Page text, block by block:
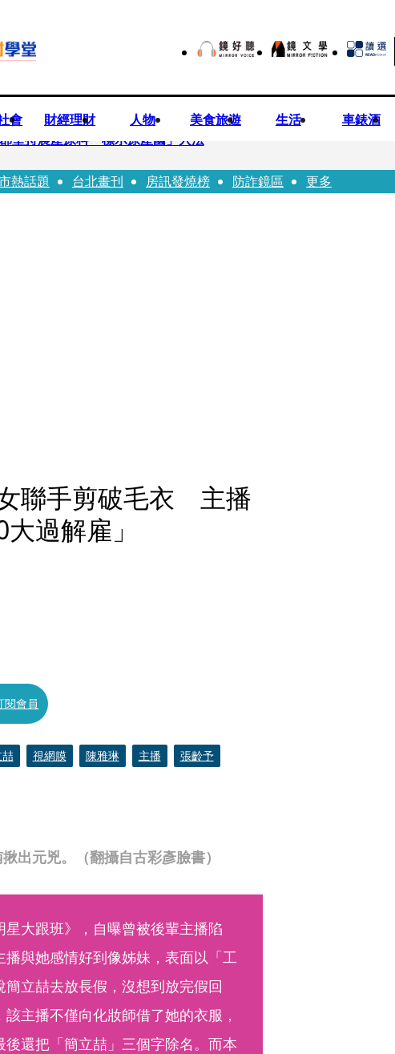
會 財經理財 人物 美食旅遊 生活 車錶酒
堅持農產原料「標示原產國」入法
夜市小吃店把簽名塗掉 沈伯洋：舉雙手贊成
熱話題 台北畫刊 房訊發燒榜 防詐鏡區 更多
聯手剪破毛衣 主播
過解雇」
出元兇。（翻攝自古彩彥臉書）
閱會員
視網膜 陳雅琳 主播
張齡予
大跟班》，自曝曾被後輩主播陷
與她感情好到像姊妹，表面以「工
立喆去放長假，沒想到放完假回
主播不僅向化妝師借了她的衣服，
還把「簡立喆」三個字除名。而本